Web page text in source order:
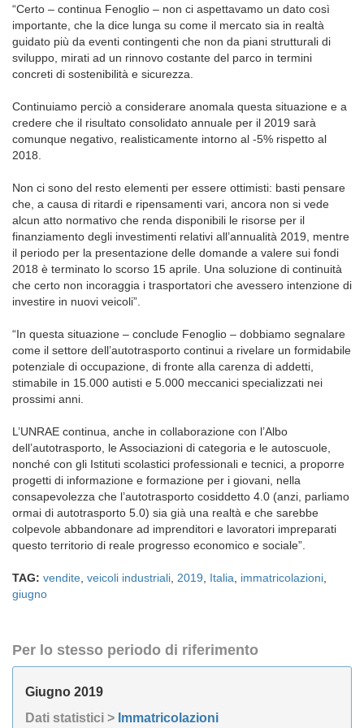
“Certo – continua Fenoglio – non ci aspettavamo un dato così
importante, che la dice lunga su come il mercato sia in realtà
guidato più da eventi contingenti che non da piani strutturali di
sviluppo, mirati ad un rinnovo costante del parco in termini
concreti di sostenibilità e sicurezza.
Continuiamo perciò a considerare anomala questa situazione e a
credere che il risultato consolidato annuale per il 2019 sarà
comunque negativo, realisticamente intorno al -5% rispetto al
2018.
Non ci sono del resto elementi per essere ottimisti: basti pensare
che, a causa di ritardi e ripensamenti vari, ancora non si vede
alcun atto normativo che renda disponibili le risorse per il
finanziamento degli investimenti relativi all’annualità 2019, mentre
il periodo per la presentazione delle domande a valere sui fondi
2018 è terminato lo scorso 15 aprile. Una soluzione di continuità
che certo non incoraggia i trasportatori che avessero intenzione di
investire in nuovi veicoli”.
“In questa situazione – conclude Fenoglio – dobbiamo segnalare
come il settore dell’autotrasporto continui a rivelare un formidabile
potenziale di occupazione, di fronte alla carenza di addetti,
stimabile in 15.000 autisti e 5.000 meccanici specializzati nei
prossimi anni.
L’UNRAE continua, anche in collaborazione con l’Albo
dell’autotrasporto, le Associazioni di categoria e le autoscuole,
nonché con gli Istituti scolastici professionali e tecnici, a proporre
progetti di informazione e formazione per i giovani, nella
consapevolezza che l’autotrasporto cosiddetto 4.0 (anzi, parliamo
ormai di autotrasporto 5.0) sia già una realtà e che sarebbe
colpevole abbandonare ad imprenditori e lavoratori impreparati
questo territorio di reale progresso economico e sociale”.
TAG: vendite veicoli industriali 2019 Italia immatricolazioni
giugno
Per lo stesso periodo di riferimento
Giugno 2019
Dati statistici > Immatricolazioni